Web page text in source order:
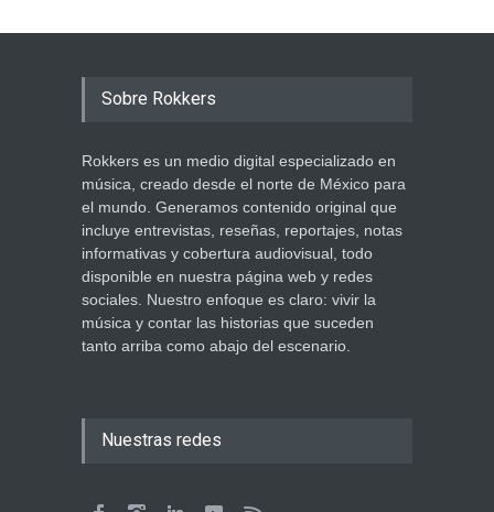
Sobre Rokkers
Rokkers es un medio digital especializado en
música, creado desde el norte de México para
el mundo. Generamos contenido original que
incluye entrevistas, reseñas, reportajes, notas
informativas y cobertura audiovisual, todo
disponible en nuestra página web y redes
sociales. Nuestro enfoque es claro: vivir la
música y contar las historias que suceden
tanto arriba como abajo del escenario.
Nuestras redes